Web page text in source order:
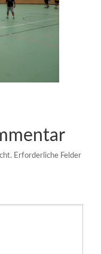
Erforderliche Felder